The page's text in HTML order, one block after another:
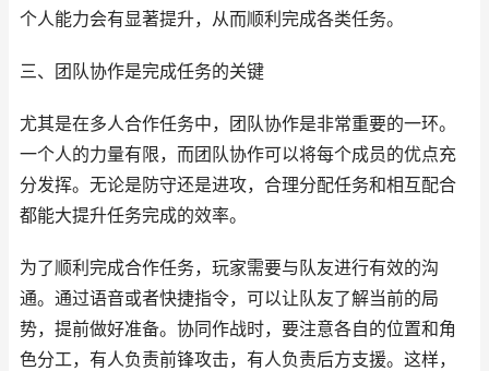
个人能力会有显著提升，从而顺利完成各类任务。
三、团队协作是完成任务的关键
尤其是在多人合作任务中，团队协作是非常重要的一环。
一个人的力量有限，而团队协作可以将每个成员的优点充
分发挥。无论是防守还是进攻，合理分配任务和相互配合
都能大提升任务完成的效率。
为了顺利完成合作任务，玩家需要与队友进行有效的沟
通。通过语音或者快捷指令，可以让队友了解当前的局
势，提前做好准备。协同作战时，要注意各自的位置和角
色分工，有人负责前锋攻击，有人负责后方支援。这样，